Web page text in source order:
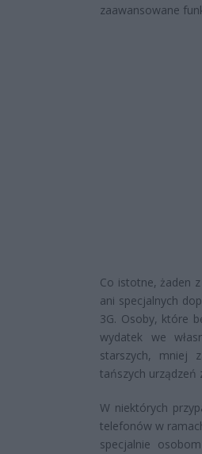
zaawansowane
Co istotne, żaden
ani specjalnych
3G. Osoby, które
wydatek we
starszych, mniej
tańszych urządzeń
W niektórych
telefonów w
specjalnie